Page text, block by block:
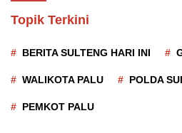
Topik Terkini
BERITA SULTENG HARI INI
WALIKOTA PALU POLDA
PEMKOT PALU